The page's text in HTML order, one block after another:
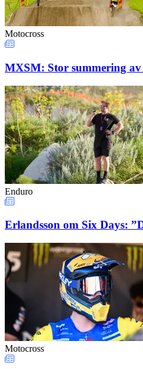
Motocross
MXSM: Stor summering
Enduro
Erlandsson om Six Days:
Motocross